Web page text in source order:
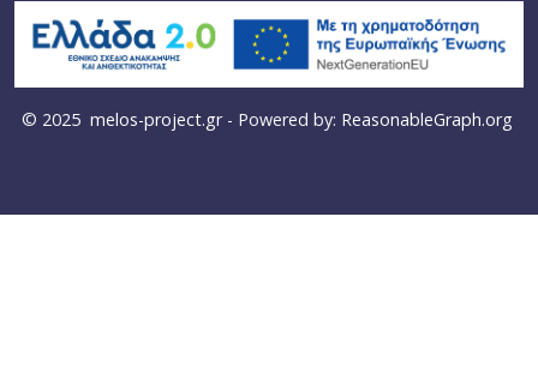
© 2025 melos-project.gr- Powered by: ReasonableGraph.org